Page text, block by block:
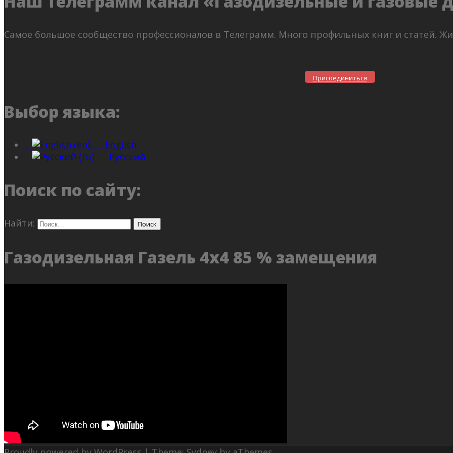
Самое большое сообщество профессионалов в Телеграмм. Много профильных книг и статей.
Присоединиться
Выбор языка:
English
Русский
Поиск по сайту:
Найти:
Газодизельная Газель 4х4 85 % замещения